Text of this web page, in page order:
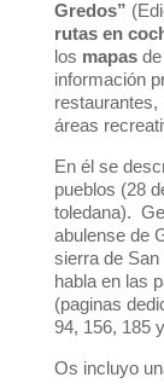
Gredos”
rutas en
los mapas
información
restaurantes,
áreas
En él se
pueblos (28
toledana).
abulense de
sierra de
habla en las
(paginas
94, 156, 185
Os incluyo